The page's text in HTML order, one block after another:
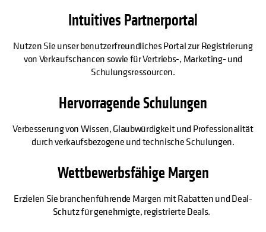
Intuitives Partnerportal
Nutzen Sie unser benutzerfreundliches Portal zur Registrierung
von Verkaufschancen sowie für Vertriebs-, Marketing- und
Schulungsressourcen.
Hervorragende Schulungen
Verbesserung von Wissen, Glaubwürdigkeit und Professionalität
durch verkaufsbezogene und technische Schulungen.
Wettbewerbsfähige Margen
Erzielen Sie branchenführende Margen mit Rabatten und Deal-
Schutz für genehmigte, registrierte Deals.